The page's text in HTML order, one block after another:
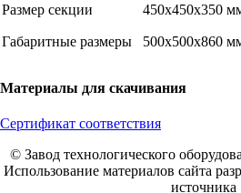
Размер секции 450х450х350
Габаритные размеры 500х500х860
Материалы для скачивания
Сертификат соответствия
© Завод технологического
Использование материалов сайта
источника